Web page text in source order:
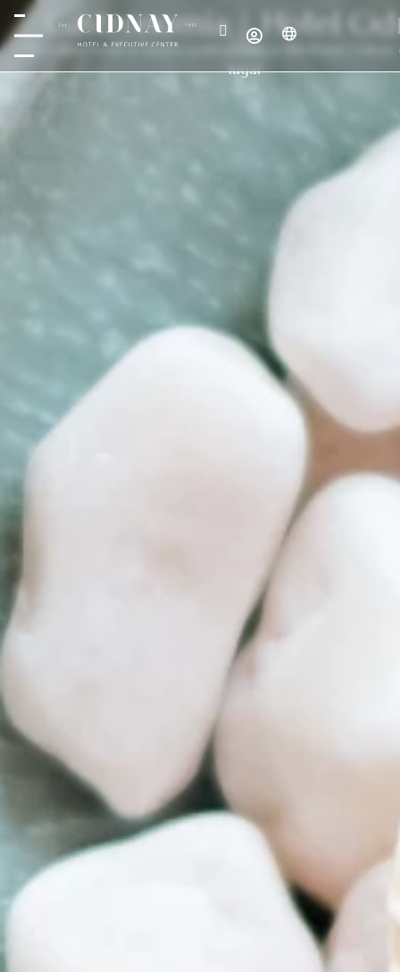
Gastronomía | Hotel
Descubra toda la oferta gastronómica del Hotel Cidnay
lugar